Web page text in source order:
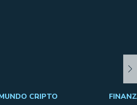
CRIPTO